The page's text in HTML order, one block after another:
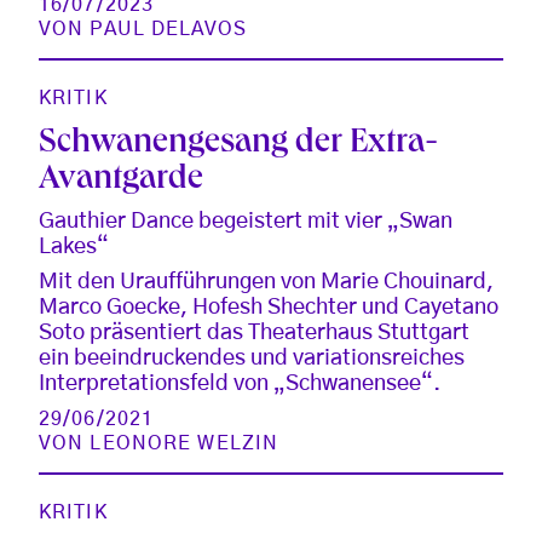
16/07/2023
VON
PAUL DELAVOS
KRITIK
Schwanengesang der Extra-
Avantgarde
Gauthier Dance begeistert mit vier „Swan
Lakes“
Mit den Uraufführungen von Marie Chouinard,
Marco Goecke, Hofesh Shechter und Cayetano
Soto präsentiert das Theaterhaus Stuttgart
ein beeindruckendes und variationsreiches
Interpretationsfeld von „Schwanensee“.
29/06/2021
VON
LEONORE WELZIN
KRITIK